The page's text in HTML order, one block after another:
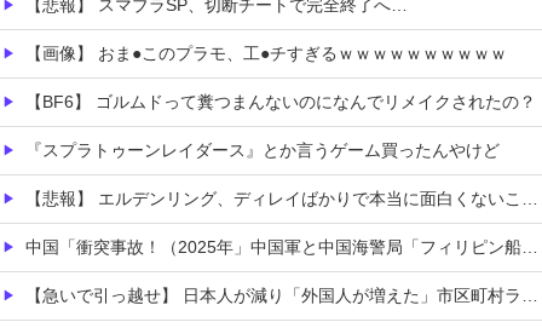
【悲報】 スマブラSP、切断チートで完全終了へ…
【画像】 おま●このプラモ、工●チすぎるｗｗｗｗｗｗｗｗｗｗ
【BF6】 ゴルムドって糞つまんないのになんでリメイクされたの？
『スプラトゥーンレイダース』とか言うゲーム買ったんやけど
【悲報】 エルデンリング、ディレイばかりで本当に面白くないこのゲーム←賛同の声が多数…
中国「衝突事故！（2025年」中国軍と中国海警局「フィリピン船の追跡中に衝突！（8/11」中国「2人死亡」中国政府「1年間隠蔽」日本「隠蔽された事実報道！（2026年」→
【急いで引っ越せ】 日本人が減り「外国人が増えた」市区町村ランキングキタ━━!